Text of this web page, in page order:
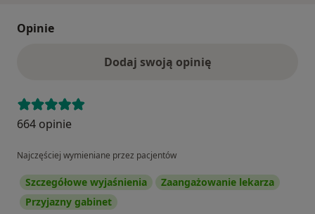
Opinie
Dodaj swoją opinię
664 opinie
Najczęściej wymieniane przez pacjentów
Szczegółowe wyjaśnienia
Zaangażowanie lekarza
Przyjazny gabinet